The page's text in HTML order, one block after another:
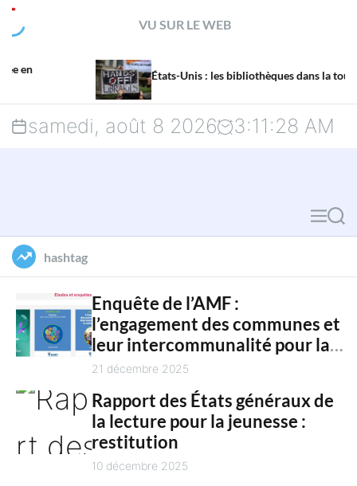
p
o
n
VU SUR LE WEB
États-Unis : les bibliothèques dans la tourmente
samedi, août 8 2026 3:11 :29 AM
M
n
S
a
c
h
hashtag
Enquête de l’AMF :
l’engagement des communes et
leur intercommunalité pour la
culture en 2025
21 décembre 2025
Rapport des États généraux de
la lecture pour la jeunesse :
restitution
10 décembre 2025